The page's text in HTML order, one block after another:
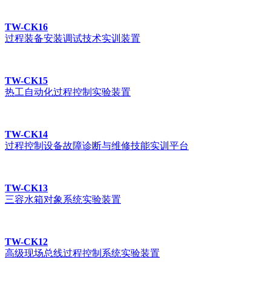
TW-CK16
过程装备安装调试技术实训装置
TW-CK15
热工自动化过程控制实验装置
TW-CK14
过程控制设备故障诊断与维修技能实训平台
TW-CK13
三容水箱对象系统实验装置
TW-CK12
高级现场总线过程控制系统实验装置